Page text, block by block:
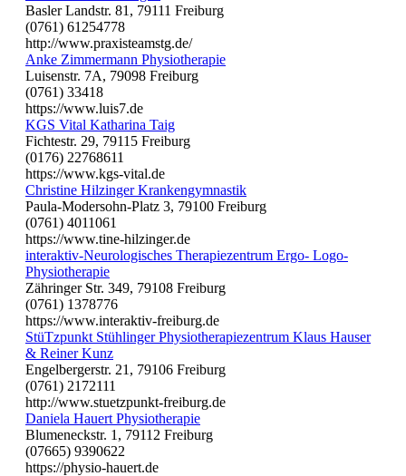
Basler Landstr. 81, 79111 Freiburg
(0761) 61254778
http://www.praxisteamstg.de/
Anke Zimmermann Physiotherapie
Luisenstr. 7A, 79098 Freiburg
(0761) 33418
https://www.luis7.de
KGS Vital Katharina Taig
Fichtestr. 29, 79115 Freiburg
(0176) 22768611
https://www.kgs-vital.de
Christine Hilzinger Krankengymnastik
Paula-Modersohn-Platz 3, 79100 Freiburg
(0761) 4011061
https://www.tine-hilzinger.de
interaktiv-Neurologisches Therapiezentrum Ergo- Logo-
Physiotherapie
Zähringer Str. 349, 79108 Freiburg
(0761) 1378776
https://www.interaktiv-freiburg.de
StüTzpunkt Stühlinger Physiotherapiezentrum Klaus Hauser
& Reiner Kunz
Engelbergerstr. 21, 79106 Freiburg
(0761) 2172111
http://www.stuetzpunkt-freiburg.de
Daniela Hauert Physiotherapie
Blumeneckstr. 1, 79112 Freiburg
(07665) 9390622
https://physio-hauert.de